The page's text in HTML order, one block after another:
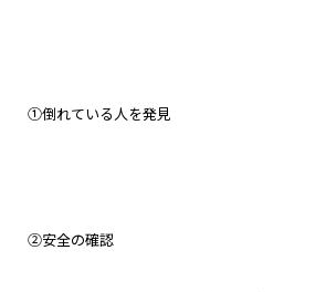
①倒れている人を発見
②安全の確認